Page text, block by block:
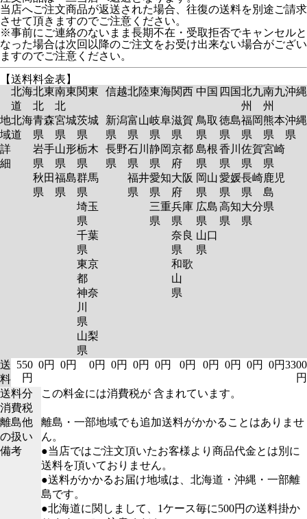
当店へご注文商品が返送された場合、往復の送料を別途ご請求
させて頂きますのでご注意ください。
※事前にご連絡のないまま長期不在・受取拒否でキャンセルと
なった場合は次回以降のご注文をお受け出来ない場合がござい
ますのでご注意ください。
【送料料金表】
北海
道
北東
北
南東
北
関東 信越北陸東海関西 中国 四国北九
州
南九
州
沖縄
地
域
詳
細
北海
道
青森
県
岩手
県
秋田
県
宮城
県
山形
県
福島
県
茨城
県
栃木
県
群馬
県
埼玉
県
千葉
県
東京
都
神奈
川
県
山梨
県
新潟
県
長野
県
富山
県
石川
県
福井
県
岐阜
県
静岡
県
愛知
県
三重
県
滋賀
県
京都
府
大阪
府
兵庫
県
奈良
県
和歌
山
県
鳥取
県
島根
県
岡山
県
広島
県
山口
県
徳島
県
香川
県
愛媛
県
高知
県
福岡
県
佐賀
県
長崎
県
大分
県
熊本
県
宮崎
県
鹿児
島
県
沖縄
県
送
料
550
円
0円 0円 0円 0円 0円 0円 0円 0円 0円 0円 0円3300
円
送料分
消費税
この料金には消費税が 含まれています。
離島他
の扱い
離島・一部地域でも追加送料がかかることはありませ
ん。
備考
●当店ではご注文頂いたお客様より商品代金とは別に
送料を頂いておりません。
●送料がかかるお届け地域は、北海道・沖縄・一部離
島です。
●北海道に関しまして、1ケース毎に500円の送料掛か